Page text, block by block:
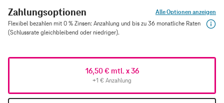
Zahlungsoptionen
Alle Optionen anzeigen
Flexibel bezahlen mit 0 % Zinsen: Anzahlung und bis zu 36 monatliche Raten
(Schlussrate gleichbleibend oder niedriger).
16,50 € mtl. x 36
+1 € Anzahlung